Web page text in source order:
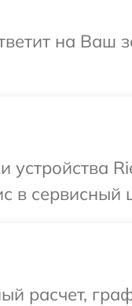
на Ваш
в сервисный
расчет,